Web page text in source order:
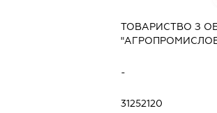
ТОВАРИСТВО З
-
31252120